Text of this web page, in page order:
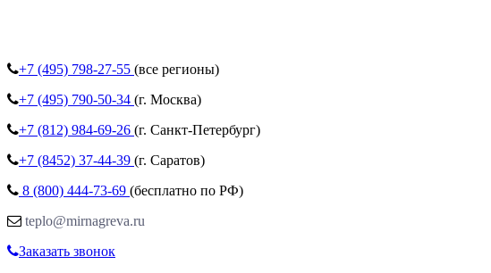
+7 (495) 798-27-55 (все регионы)
+7 (495) 790-50-34 (г. Москва)
+7 (812) 984-69-26 (г. Санкт-Петербург)
+7 (8452) 37-44-39 (г. Саратов)
8 (800) 444-73-69 (бесплатно по РФ)
teplo@mirnagreva.ru
Заказать звонок